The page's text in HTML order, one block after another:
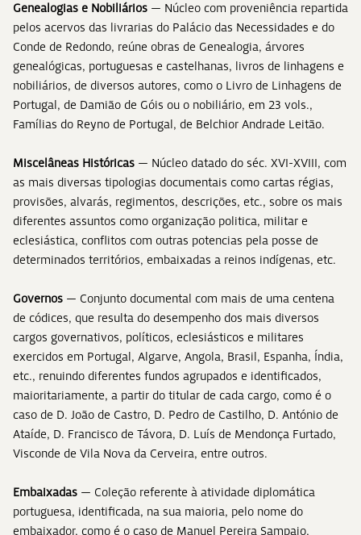
Genealogias e Nobiliários — Núcleo com proveniência repartida
pelos acervos das livrarias do Palácio das Necessidades e do
Conde de Redondo, reúne obras de Genealogia, árvores
genealógicas, portuguesas e castelhanas, livros de linhagens e
nobiliários, de diversos autores, como o Livro de Linhagens de
Portugal, de Damião de Góis ou o nobiliário, em 23 vols.,
Famílias do Reyno de Portugal, de Belchior Andrade Leitão.
Miscelâneas Históricas — Núcleo datado do séc. XVI-XVIII, com
as mais diversas tipologias documentais como cartas régias,
provisões, alvarás, regimentos, descrições, etc., sobre os mais
diferentes assuntos como organização politica, militar e
eclesiástica, conflitos com outras potencias pela posse de
determinados territórios, embaixadas a reinos indígenas, etc.
Governos — Conjunto documental com mais de uma centena
de códices, que resulta do desempenho dos mais diversos
cargos governativos, políticos, eclesiásticos e militares
exercidos em Portugal, Algarve, Angola, Brasil, Espanha, Índia,
etc., renuindo diferentes fundos agrupados e identificados,
maioritariamente, a partir do titular de cada cargo, como é o
caso de D. João de Castro, D. Pedro de Castilho, D. António de
Ataíde, D. Francisco de Távora, D. Luís de Mendonça Furtado,
Visconde de Vila Nova da Cerveira, entre outros.
Embaixadas — Coleção referente à atividade diplomática
portuguesa, identificada, na sua maioria, pelo nome do
embaixador, como é o caso de Manuel Pereira Sampaio,